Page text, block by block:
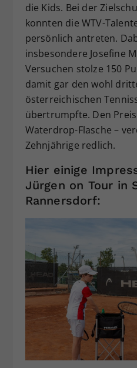
die Kids. Bei der
konnten die WTV-
persönlich antreten.
insbesondere Josefine
Versuchen stolze 150
damit gar den wohl
österreichischen
übertrumpfte. Den
Waterdrop-Flasche –
Zehnjährige redlich.
Hier einige
Jürgen on Tour in
Rannersdorf: